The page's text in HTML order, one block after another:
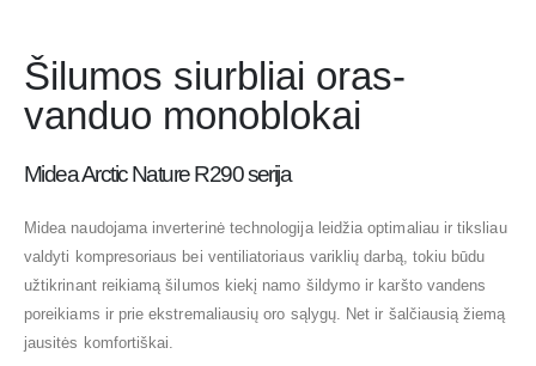
Šilumos siurbliai oras-
vanduo monoblokai
Midea Arctic Nature R290 serija
Midea naudojama inverterinė technologija leidžia optimaliau ir tiksliau
valdyti kompresoriaus bei ventiliatoriaus variklių darbą, tokiu būdu
užtikrinant reikiamą šilumos kiekį namo šildymo ir karšto vandens
poreikiams ir prie ekstremaliausių oro sąlygų. Net ir šalčiausią žiemą
jausitės komfortiškai.